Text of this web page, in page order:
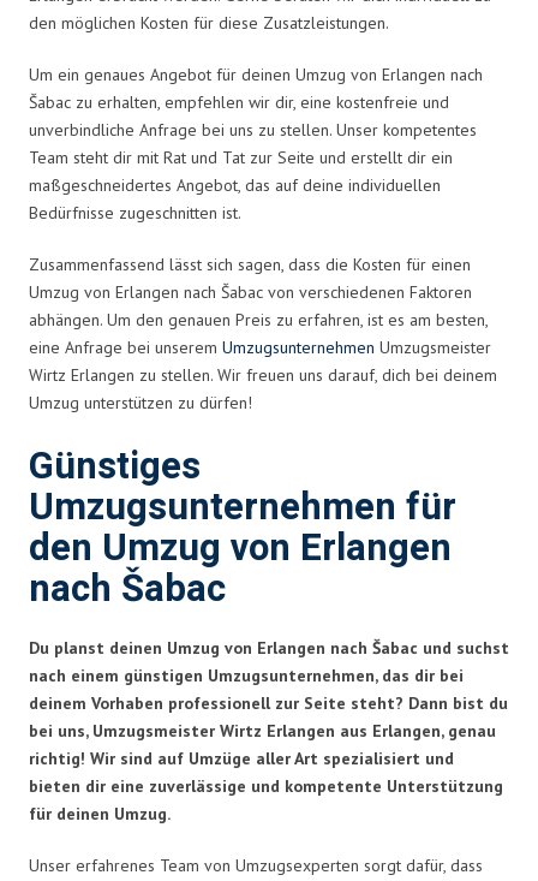
den möglichen Kosten für diese Zusatzleistungen.
Um ein genaues Angebot für deinen Umzug von Erlangen nach
Šabac zu erhalten, empfehlen wir dir, eine kostenfreie und
unverbindliche Anfrage bei uns zu stellen. Unser kompetentes
Team steht dir mit Rat und Tat zur Seite und erstellt dir ein
maßgeschneidertes Angebot, das auf deine individuellen
Bedürfnisse zugeschnitten ist.
Zusammenfassend lässt sich sagen, dass die Kosten für einen
Umzug von Erlangen nach Šabac von verschiedenen Faktoren
abhängen. Um den genauen Preis zu erfahren, ist es am besten,
eine Anfrage bei unserem Umzugsunternehmen Umzugsmeister
Wirtz Erlangen zu stellen. Wir freuen uns darauf, dich bei deinem
Umzug unterstützen zu dürfen!
Günstiges
Umzugsunternehmen für
den Umzug von Erlangen
nach Šabac
Du planst deinen Umzug von Erlangen nach Šabac und suchst
nach einem günstigen Umzugsunternehmen, das dir bei
deinem Vorhaben professionell zur Seite steht? Dann bist du
bei uns, Umzugsmeister Wirtz Erlangen aus Erlangen, genau
richtig! Wir sind auf Umzüge aller Art spezialisiert und
bieten dir eine zuverlässige und kompetente Unterstützung
für deinen Umzug.
Unser erfahrenes Team von Umzugsexperten sorgt dafür, dass